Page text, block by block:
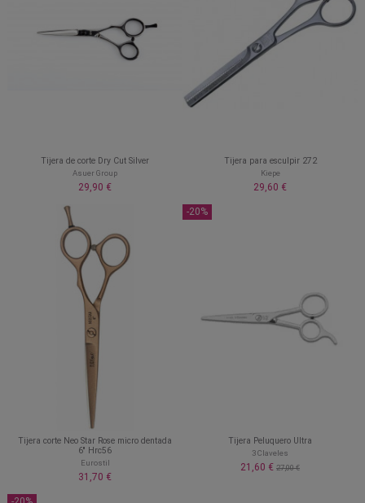
Tijera de corte Dry Cut Silver
Asuer Group
29,90 €
Tijera para esculpir 272
Kiepe
29,60 €
Tijera corte Neo Star Rose micro dentada
6'' Hrc56
Eurostil
31,70 €
-20%
Tijera Peluquero Ultra
3 Claveles
21,60 € 27,00 €